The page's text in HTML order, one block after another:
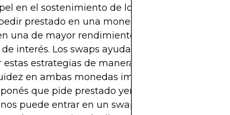
en el sostenimiento de los carry trades. Un
prestado en una moneda de bajo
una de mayor rendimiento, aprovechando el
interés. Los swaps ayudan a las instituciones a
estas estrategias de manera eficiente,
en ambas monedas implicadas. Por
que pide prestado yenes para invertir en
puede entrar en un swap para asegurar